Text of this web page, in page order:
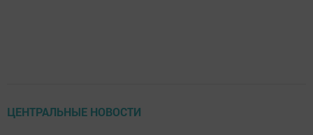
ЦЕНТРАЛЬНЫЕ НОВОСТИ